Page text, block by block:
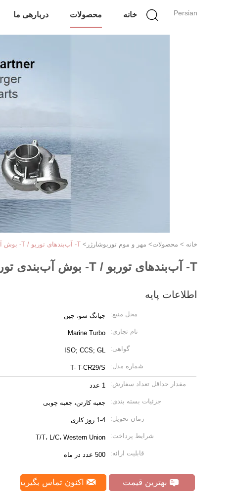
Persian خانه محصولات دربارهی ما
خانه > محصولات> مهر و موم توربوشارژر > T- آب‌بندهای توربو / T- بوش آب‌بندی توربوشارژر CR29/S
T- آب‌بندهای توربو / T- بوش آب‌بندی توربوشارژر CR29/S
اطلاعات پایه
محل منبع: جیانگ سو، چین
نام تجاری: Marine Turbo
گواهی: ISO; CCS; GL
شماره مدل: T- T-CR29/S
مقدار حداقل تعداد سفارش: 1 عدد
جزئیات بسته بندی: جعبه کارتن، جعبه چوبی
زمان تحویل: 1-4 روز کاری
شرایط پرداخت: T/T، L/C، Western Union
قابلیت ارائه: 500 عدد در ماه
بهترین قیمت اکنون تماس بگیرید